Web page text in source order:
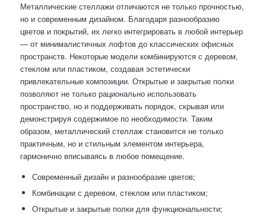
Металлические стеллажи отличаются не только прочностью,
но и современным дизайном. Благодаря разнообразию
цветов и покрытий, их легко интегрировать в любой интерьер
— от минималистичных лофтов до классических офисных
пространств. Некоторые модели комбинируются с деревом,
стеклом или пластиком, создавая эстетически
привлекательные композиции. Открытые и закрытые полки
позволяют не только рационально использовать
пространство, но и поддерживать порядок, скрывая или
демонстрируя содержимое по необходимости. Таким
образом, металлический стеллаж становится не только
практичным, но и стильным элементом интерьера,
гармонично вписываясь в любое помещение.
Современный дизайн и разнообразие цветов;
Комбинации с деревом, стеклом или пластиком;
Открытые и закрытые полки для функциональности;